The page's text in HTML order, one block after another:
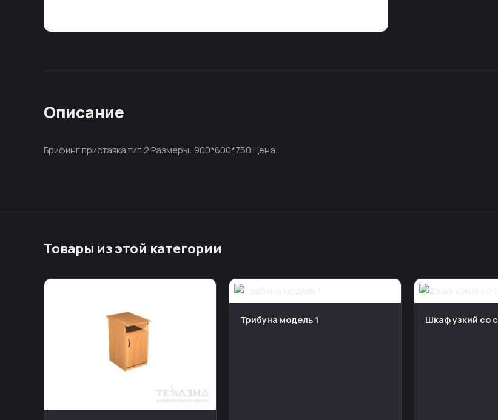
Описание
Брифинг приставка тип 2 Размеры: 900*600*750 Цена:
Товары из этой категории
Трибуна модель 1 Шкаф узкий со